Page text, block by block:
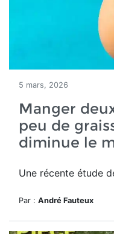
5 mars, 2026
Manger
peu de
diminue le
Une récente étude
Par : André Fauteux